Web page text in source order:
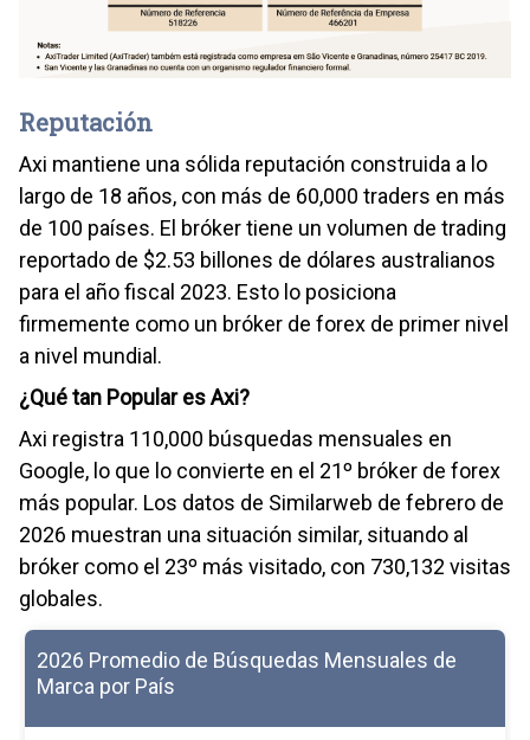
Reputación
Axi mantiene una sólida reputación construida a lo
largo de 18 años, con más de 60,000 traders en más
de 100 países. El bróker tiene un volumen de trading
reportado de $2.53 billones de dólares australianos
para el año fiscal 2023. Esto lo posiciona
firmemente como un bróker de forex de primer nivel
a nivel mundial.
¿Qué tan Popular es Axi?
Axi registra 110,000 búsquedas mensuales en
Google, lo que lo convierte en el 21º bróker de forex
más popular. Los datos de Similarweb de febrero de
2026 muestran una situación similar, situando al
bróker como el 23º más visitado, con 730,132 visitas
globales.
2026 Promedio de Búsquedas Mensuales de
Marca por País